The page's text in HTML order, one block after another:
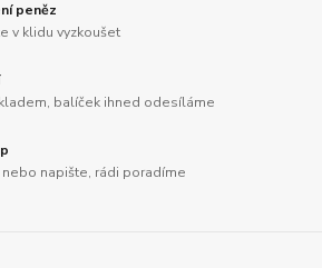
peněz
v klidu vyzkoušet
balíček ihned odesíláme
napište, rádi poradíme